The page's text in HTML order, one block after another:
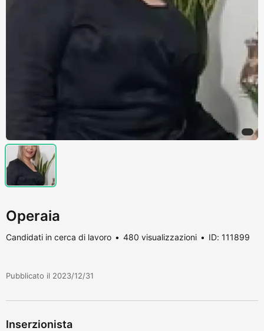
Operaia
Candidati in cerca di lavoro 480 visualizzazioni ID: 111899
Pubblicato il 2023/12/31
Inserzionista